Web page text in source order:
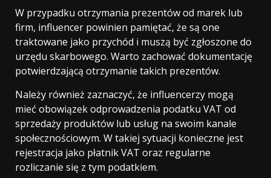
W przypadku otrzymania prezentów od marek lub
firm, influencer powinien pamiętać, że są one
traktowane jako przychód i muszą być zgłoszone do
urzędu skarbowego. Warto zachować dokumentację
potwierdzającą otrzymanie takich prezentów.
Należy również zaznaczyć, że influencerzy mogą
mieć obowiązek odprowadzenia podatku VAT od
sprzedaży produktów lub usług na swoim kanale
społecznościowym. W takiej sytuacji konieczne jest
rejestracja jako płatnik VAT oraz regularne
rozliczanie się z tym podatkiem.